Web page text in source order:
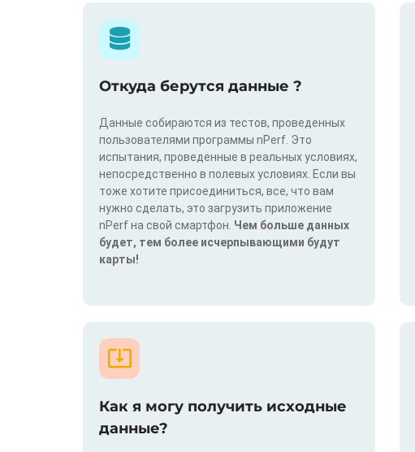
Откуда берутся данные ?
Данные собираются из тестов, проведенных
пользователями программы nPerf. Это
испытания, проведенные в реальных условиях,
непосредственно в полевых условиях. Если вы
тоже хотите присоединиться, все, что вам
нужно сделать, это загрузить приложение
nPerf на свой смартфон. Чем больше данных
будет, тем более исчерпывающими будут
карты!
Как я могу получить исходные
данные?